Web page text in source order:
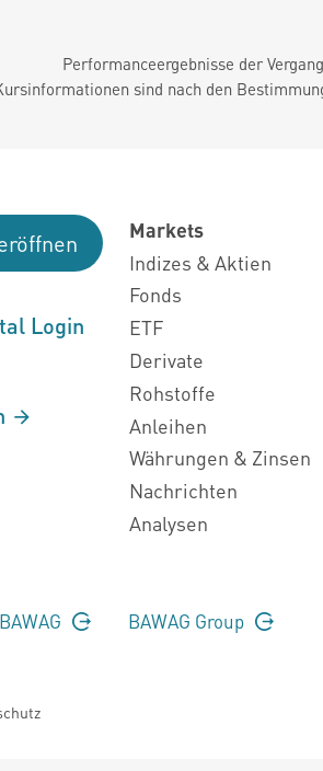
Performanceergebnisse der
sind nach den
Login
Markets
Indizes & Aktien
Fonds
ETF
Derivate
Rohstoffe
Anleihen
Währungen & Zinsen
Nachrichten
Analysen
BAWAG BAWAG Group